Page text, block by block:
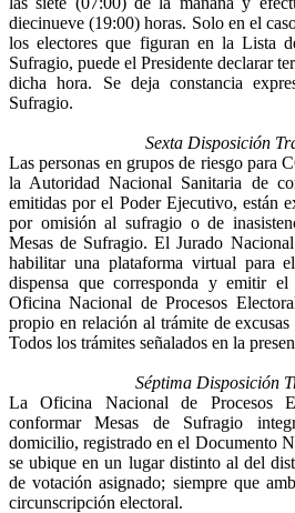
diecinueve (19:00) horas. Solo en el
los electores que figuran en la Lista
Sufragio, puede el Presidente declarar
dicha hora. Se deja constancia
Sufragio.
Sexta Disposición
Las personas en grupos de riesgo para
la Autoridad Nacional Sanitaria de
emitidas por el Poder Ejecutivo, están
por omisión al sufragio o de
Mesas de Sufragio. El Jurado
habilitar una plataforma virtual para
dispensa que corresponda y emitir el
Oficina Nacional de Procesos
propio en relación al trámite de
Todos los trámites señalados en la
Séptima Disposición
La Oficina Nacional de Procesos
conformar Mesas de Sufragio
domicilio, registrado en el Documento
se ubique en un lugar distinto al del
de votación asignado; siempre que
circunscripción electoral.